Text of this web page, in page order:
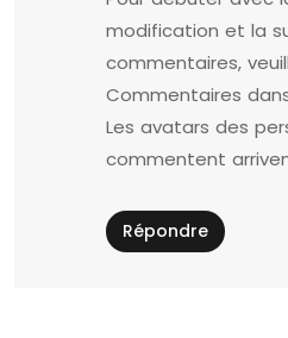
modification et la
commentaires,
Commentaires
Les avatars des
commentent
Répondre